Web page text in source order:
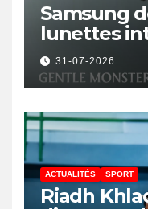
Samsung
lunettes
avec IA et
31-07-2026
ACTUALITÉS SPORT
Riadh